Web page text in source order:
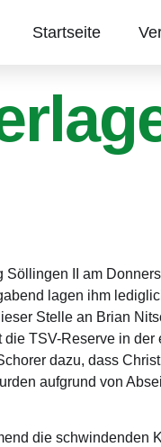
Startseite
II am
lagen ihm
Stelle an Brian
TSV-Reserve in
dazu, dass
aufgrund von
die